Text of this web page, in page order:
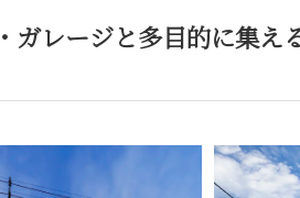
ガレージと多目的に集え